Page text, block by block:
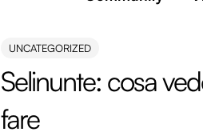
UNCATEGORIZED
Selinunte: cosa
fare